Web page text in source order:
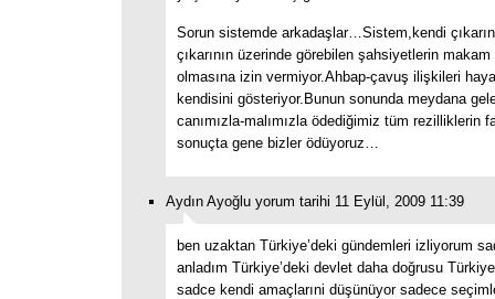
Sorun sistemde arkadaşlar…Sistem,kendi
çıkarının üzerinde görebilen şahsiyetlerin
olmasına izin vermiyor.Ahbap-çavuş ilişkileri
kendisini gösteriyor.Bunun sonunda meydana
canımızla-malımızla ödediğimiz tüm rezilliklerin
sonuçta gene bizler ödüyoruz…
Aydın Ayoğlu yorum tarihi 11 Eylül, 2009 11:39
ben uzaktan Türkiye’deki gündemleri izliyorum
anladım Türkiye’deki devlet daha doğrusu
sadce kendi amaçlarıni düşünüyor sadece